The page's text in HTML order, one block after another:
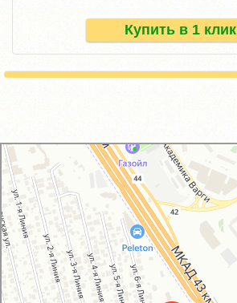
Купить в 1 клик
GM-City&VAG-Repair
Автосервис, автотехцентр в Москве
Магазин автозапчастей и автотоваров в Москве